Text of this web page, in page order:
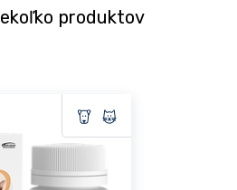
produktov